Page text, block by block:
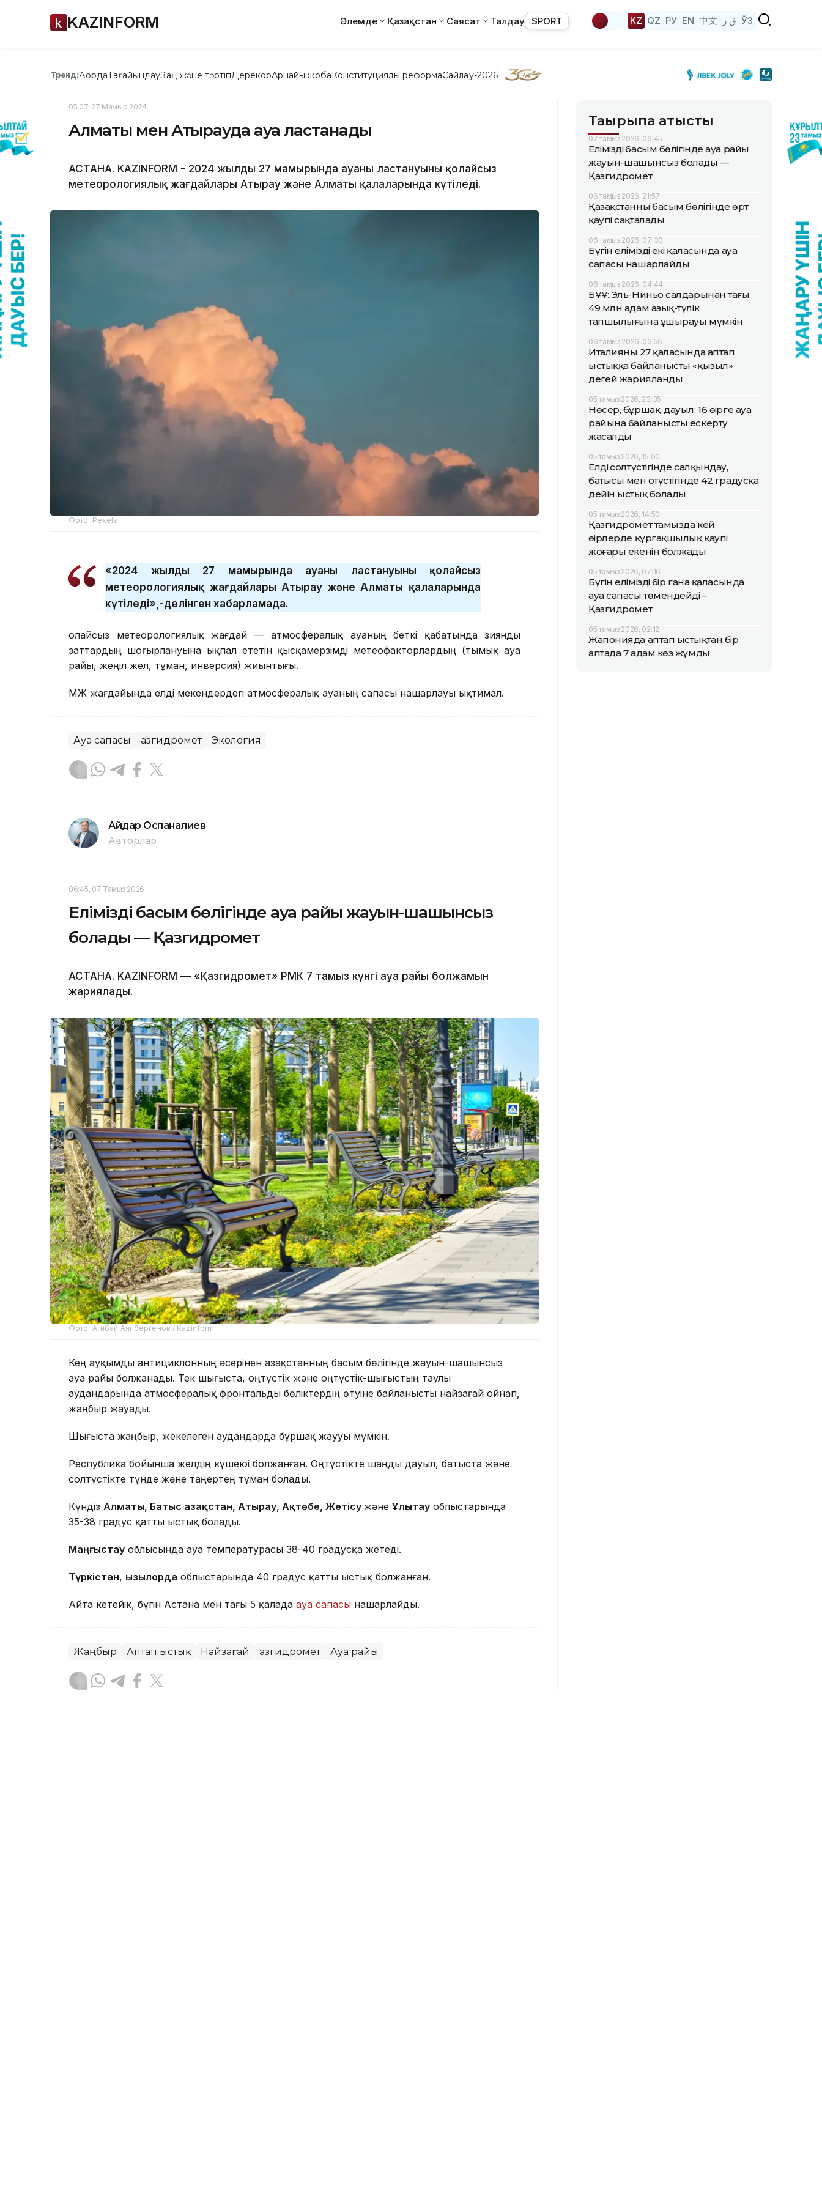
KAZINFORM Әлемде Қазақстан Саясат Талдау SPORT KZ QZ РУ EN 中文 ق ز ЎЗ
Тренд:АқордаТағайындауЗаң және тәртіпДерекқорАрнайы жобаКонституциялық реформаСайлау-2026
05:07, 27 Мамыр 2024
Алматы мен Атырауда ауа ластанады
АСТАНА. KAZINFORM - 2024 жылдың 27 мамырында ауаның ластануының қолайсыз
метеорологиялық жағдайлары Атырау және Алматы қалаларында күтіледі.
Фото: Pexels
«2024 жылдың 27 мамырында ауаның ластануының қолайсыз
метеорологиялық жағдайлары Атырау және Алматы қалаларында
күтіледі»,-делінген хабарламада.
Қолайсыз метеорологиялық жағдай — атмосфералық ауаның беткі қабатында зиянды
заттардың шоғырлануына ықпал ететін қысқамерзімді метеофакторлардың (тымық ауа
райы, жеңіл жел, тұман, инверсия) жиынтығы.
ҚМЖ жағдайында елді мекендердегі атмосфералық ауаның сапасы нашарлауы ықтимал.
Ауа сапасы Қазгидромет Экология
Айдар Оспаналиев
Авторлар
06:45, 07 Тамыз 2026
Еліміздің басым бөлігінде ауа райы жауын-шашынсыз
болады — Қазгидромет
АСТАНА. KAZINFORM — «Қазгидромет» РМК 7 тамыз күнгі ауа райы болжамын
жариялады.
Фото: Агибай Аяпбергенов / Kazinform
Кең ауқымды антициклонның әсерінен Қазақстанның басым бөлігінде жауын-шашынсыз
ауа райы болжанады. Тек шығыста, оңтүстік және оңтүстік-шығыстың таулы
аудандарында атмосфералық фронтальды бөліктердің өтуіне байланысты найзағай ойнап,
жаңбыр жауады.
Шығыста жаңбыр, жекелеген аудандарда бұршақ жаууы мүмкін.
Республика бойынша желдің күшеюі болжанған. Оңтүстікте шаңды дауыл, батыста және
солтүстікте түнде және таңертең тұман болады.
Күндіз Алматы, Батыс Қазақстан, Атырау, Ақтөбе, Жетісу және Ұлытау облыстарында
35-38 градус қатты ыстық болады.
Маңғыстау облысында ауа температурасы 38-40 градусқа жетеді.
Түркістан, Қызылорда облыстарында 40 градус қатты ыстық болжанған.
Айта кетейік, бүгін Астана мен тағы 5 қалада ауа сапасы нашарлайды.
Жаңбыр Аптап ыстық Найзағай Қазгидромет Ауа райы
Тақырыпқа қатысты
07 тамыз 2026, 06:45
Еліміздің басым бөлігінде ауа райы
жауын-шашынсыз болады —
Қазгидромет
06 тамыз 2026, 21:57
Қазақстанның басым бөлігінде өрт
қаупі сақталады
06 тамыз 2026, 07:30
Бүгін еліміздің екі қаласында ауа
сапасы нашарлайды
06 тамыз 2026, 04:44
БҰҰ: Эль-Ниньо салдарынан тағы
49 млн адам азық-түлік
тапшылығына ұшырауы мүмкін
06 тамыз 2026, 03:56
Италияның 27 қаласында аптап
ыстыққа байланысты «қызыл»
деңгей жарияланды
05 тамыз 2026, 23:35
Нөсер, бұршақ, дауыл: 16 өңірге ауа
райына байланысты ескерту
жасалды
05 тамыз 2026, 15:00
Елдің солтүстігінде салқындау,
батысы мен оңтүстігінде 42 градусқа
дейін ыстық болады
05 тамыз 2026, 14:50
Қазгидромет тамызда кей
өңірлерде құрғақшылық қаупі
жоғары екенін болжады
05 тамыз 2026, 07:16
Бүгін еліміздің бір ғана қаласында
ауа сапасы төмендейді –
Қазгидромет
05 тамыз 2026, 02:12
Жапонияда аптап ыстықтан бір
аптада 7 адам көз жұмды